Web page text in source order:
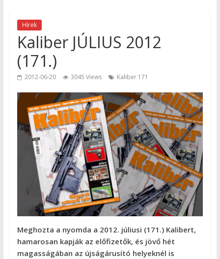
Hírek
Kaliber JÚLIUS 2012
(171.)
2012-06-20 3045 Views Kaliber 171
Meghozta a nyomda a 2012. júliusi (171.) Kalibert,
hamarosan kapják az előfizetők, és jövő hét
magasságában az újságárusító helyeknél is